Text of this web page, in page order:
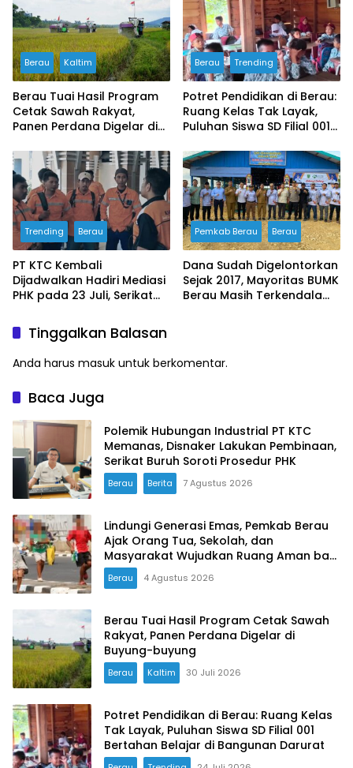
Berau Kaltim
Berau Tuai Hasil Program
Cetak Sawah Rakyat,
Panen Perdana Digelar di
Berau Trending
Potret Pendidikan di Berau:
Ruang Kelas Tak Layak,
Puluhan Siswa SD Filial 001
Bangunan Darurat
Trending Berau
PT KTC Kembali
Dijadwalkan Hadiri Mediasi
PHK pada 23 Juli, Serikat
Besar Jika Manajemen
Mangkir Lagi
Pemkab Berau Berau
Dana Sudah Digelontorkan
Sejak 2017, Mayoritas BUMK
Berau Masih Terkendala
Tinggalkan Balasan
Anda harus masuk untuk berkomentar.
Baca Juga
Polemik Hubungan Industrial PT KTC
Memanas, Disnaker Lakukan Pembinaan,
Serikat Buruh Soroti Prosedur PHK
Berau Berita 7 Agustus 2026
Lindungi Generasi Emas, Pemkab Berau
Ajak Orang Tua, Sekolah, dan
Masyarakat Wujudkan Ruang Aman bagi
Anak
Berau 4 Agustus 2026
Berau Tuai Hasil Program Cetak Sawah
Rakyat, Panen Perdana Digelar di
Buyung-buyung
Berau Kaltim 30 Juli 2026
Potret Pendidikan di Berau: Ruang Kelas
Tak Layak, Puluhan Siswa SD Filial 001
Bertahan Belajar di Bangunan Darurat